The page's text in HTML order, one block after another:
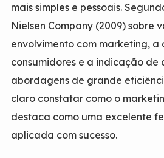
mais simples e pessoais.
Nielsen Company (2009) sobre
envolvimento com marketing, a
consumidores e a indicação de
abordagens de grande
claro constatar como o
destaca como uma excelente
aplicada com sucesso.